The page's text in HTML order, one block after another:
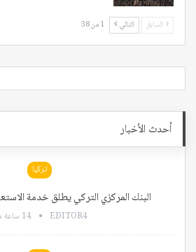
السابق التالي 1 من 38
أحدث الأخبار
تركيا
البنك المركزي التركي يطلق خدمة
EDITOR4 14 ساعة منذ